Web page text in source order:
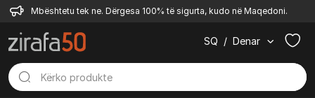
Mbështetu tek ne. Dërgesa 100% të sigurta, kudo në Maqedoni.
SQ / Denar